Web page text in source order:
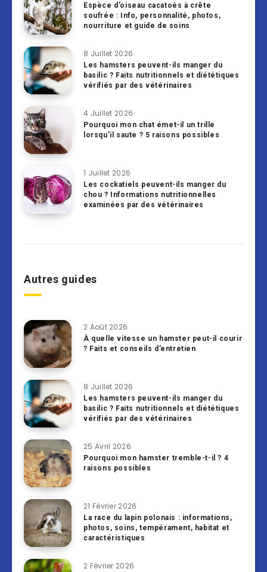
Espèce d’oiseau cacatoès à crête
soufrée : Info, personnalité, photos,
nourriture et guide de soins
8 Juillet 2026
Les hamsters peuvent-ils manger du
basilic ? Faits nutritionnels et diététiques
vérifiés par des vétérinaires
4 Juillet 2026
Pourquoi mon chat émet-il un trille
lorsqu’il saute ? 5 raisons possibles
1 Juillet 2026
Les cockatiels peuvent-ils manger du
chou ? Informations nutritionnelles
examinées par des vétérinaires
Autres guides
2 Août 2026
À quelle vitesse un hamster peut-il courir
? Faits et conseils d’entretien
8 Juillet 2026
Les hamsters peuvent-ils manger du
basilic ? Faits nutritionnels et diététiques
vérifiés par des vétérinaires
25 Avril 2026
Pourquoi mon hamster tremble-t-il ? 4
raisons possibles
21 Février 2026
La race du lapin polonais : informations,
photos, soins, tempérament, habitat et
caractéristiques
2 Février 2026